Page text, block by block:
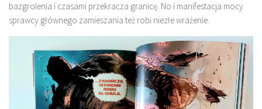
bazgrolenia i czasami przekracza granicę. No i manifestacja mocy
sprawcy głównego zamieszania też robi niezłe wrażenie.